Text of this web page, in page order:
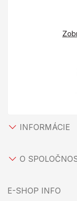
INFORMÁCIE
O
E-SHOP INFO